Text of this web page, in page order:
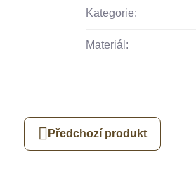
Kategorie:
Materiál:
Předchozí produkt